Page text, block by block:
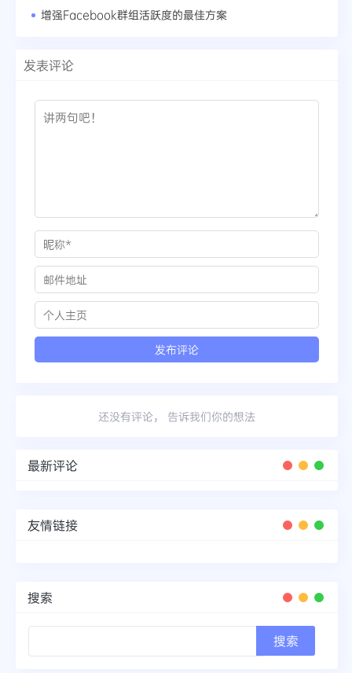
增强Facebook群组活跃度的最佳方案
发表评论
还没有评论， 告诉我们你的想法
最新评论
友情链接
搜索